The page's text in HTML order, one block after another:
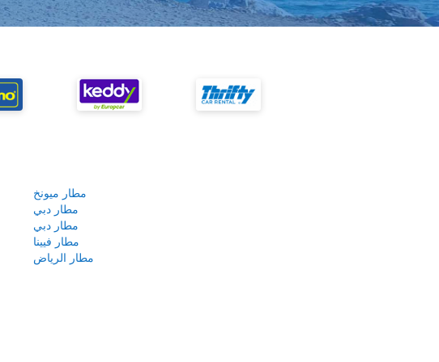
مطار ميونخ
مطار دبي
مطار دبي
مطار فيينا
مطار الرياض